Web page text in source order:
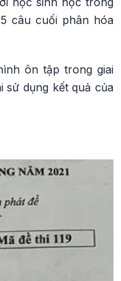
câu cuối phân hóa
ôn tập trong giai
dụng kết quả của